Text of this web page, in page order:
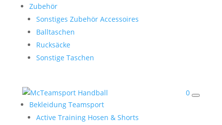
Zubehör
Sonstiges Zubehör Accessoires
Balltaschen
Rucksäcke
Sonstige Taschen
0
Bekleidung Teamsport
Active Training Hosen & Shorts